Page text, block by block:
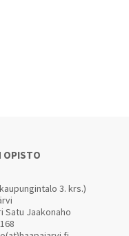
OPISTO
3. krs.)
Jaakonaho